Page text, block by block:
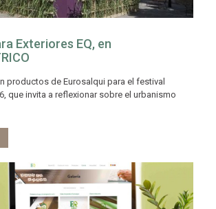
Exteriores EQ, en
productos de Eurosalqui para el festival
que invita a reflexionar sobre el urbanismo